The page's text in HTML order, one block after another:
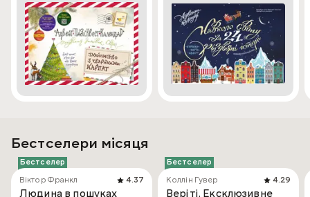
Бестселери місяця
Бестселер
Віктор Франкл
4.37
Людина в пошуках
Бестселер
Коллін Гувер
4.29
Веріті. Ексклюзивне